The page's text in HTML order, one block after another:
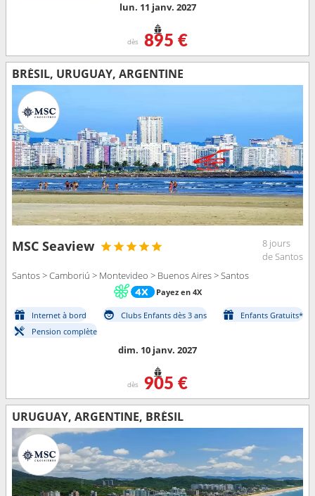
lun. 11 janv. 2027
dès 895 €
BRÉSIL, URUGUAY, ARGENTINE
MSC Seaview
8 jours
de Santos
Santos > Camboriú > Montevideo > Buenos Aires > Santos
Payez en 4X
Internet à bord Clubs Enfants dès 3 ans
Enfants Gratuits*
Pension complète
dim. 10 janv. 2027
dès 905 €
URUGUAY, ARGENTINE, BRÉSIL